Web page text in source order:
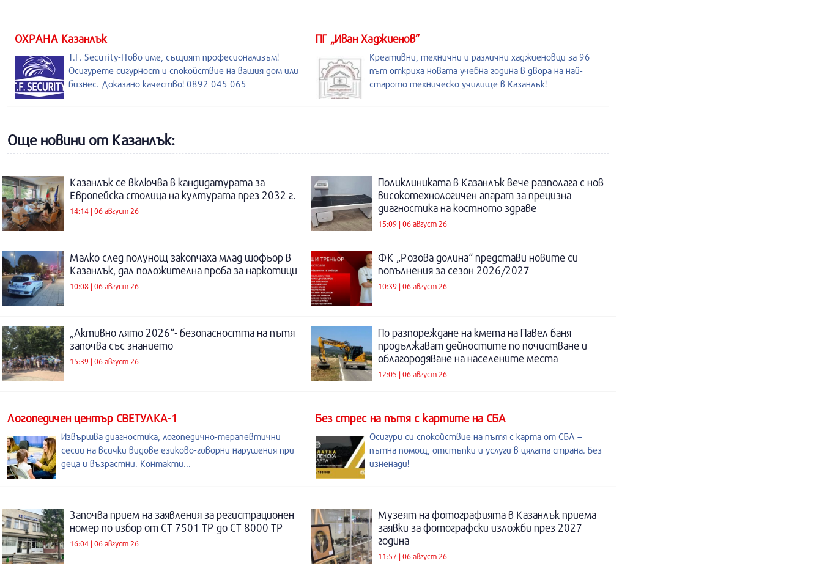
ОХРАНА Казанлък
T.F. Security-Ново име, същият професионализъм!
Осигурете сигурност и спокойствие на вашия дом или
бизнес. Доказано качество! 0892 045 065
ПГ „Иван Хаджиенов”
Креативни, технични и различни хаджиеновци за 96
път откриха новата учебна година в двора на най-
старото техническо училище в Казанлък!
Още новини от Казанлък:
Казанлък се включва в кандидатурата за
Европейска столица на културата през 2032 г.
14:14 | 06 август 26
Поликлиниката в Казанлък вече разполага с нов
високотехнологичен апарат за прецизна
диагностика на костното здраве
15:09 | 06 август 26
Малко след полунощ закопчаха млад шофьор в
Казанлък, дал положителна проба за наркотици
10:08 | 06 август 26
ФК „Розова долина“ представи новите си
попълнения за сезон 2026/2027
10:39 | 06 август 26
„Активно лято 2026“- безопасността на пътя
започва със знанието
15:39 | 06 август 26
По разпореждане на кмета на Павел баня
продължават дейностите по почистване и
облагородяване на населените места
12:05 | 06 август 26
Логопедичен център СВЕТУЛКА-1
Извършва диагностика, логопедично-терапевтични
сесии на всички видове езиково-говорни нарушения при
деца и възрастни. Контакти...
Без стрес на пътя с картите на СБА
Осигури си спокойствие на пътя с карта от СБА –
пътна помощ, отстъпки и услуги в цялата страна. Без
изненади!
Започва прием на заявления за регистрационен
номер по избор от СТ 7501 ТР до СТ 8000 ТР
16:04 | 06 август 26
Музеят на фотографията в Казанлък приема
заявки за фотографски изложби през 2027
година
11:57 | 06 август 26